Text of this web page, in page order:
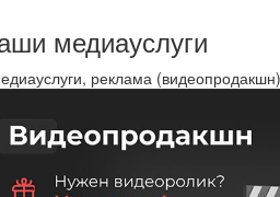
медиауслуги
реклама